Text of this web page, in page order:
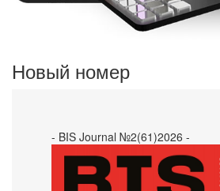
Новый номер
- BIS Journal №2(61)2026 -